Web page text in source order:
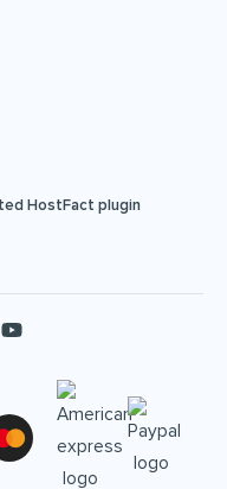
HostFact plugin
Y
u
b
e